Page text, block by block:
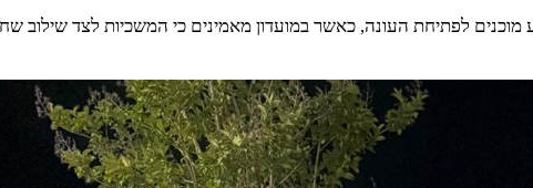
לפתיחת העונה, כאשר במועדון מאמינים כי המשכיות לצד שילוב